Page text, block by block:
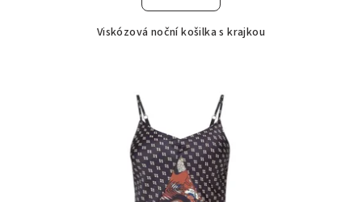
Viskózová noční košilka s krajkou